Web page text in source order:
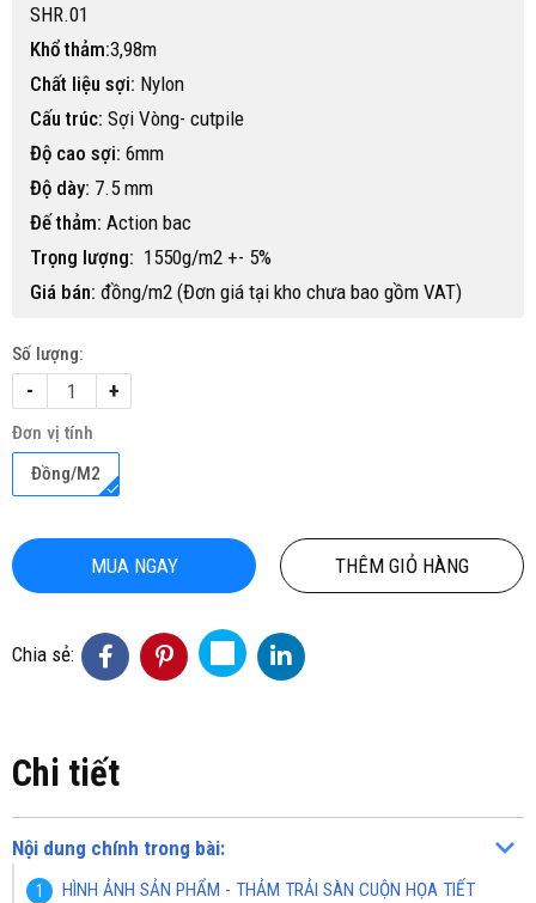
SHR.01
Khổ thảm:3,98m
Chất liệu sợi: Nylon
Cấu trúc: Sợi Vòng- cutpile
Độ cao sợi: 6mm
Độ dày: 7.5 mm
Đế thảm: Action bac
Trọng lượng: 1550g/m2 +- 5%
Giá bán: đồng/m2 (Đơn giá tại kho chưa bao gồm VAT)
Số lượng:
- +
Đơn vị tính
Đồng/M2
MUA NGAY THÊM GIỎ HÀNG
Chia sẻ:
Chi tiết
Nội dung chính trong bài:
HÌNH ẢNH SẢN PHẨM - THẢM TRẢI SÀN CUỘN HỌA TIẾT